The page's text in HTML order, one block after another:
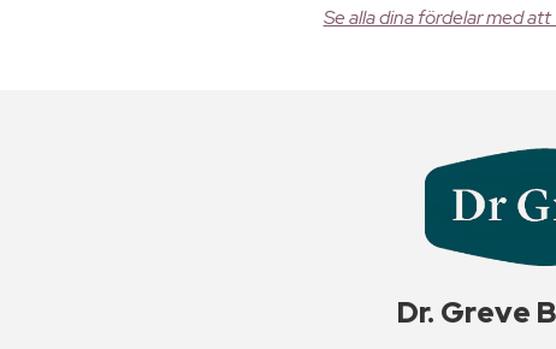
Se alla dina fördelar med
Dr. Greve